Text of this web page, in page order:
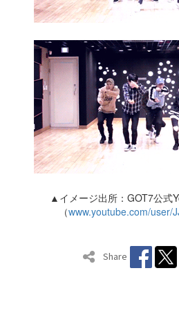
▲イメージ出所：GOT7公式
（www.youtube.com/user/
Share